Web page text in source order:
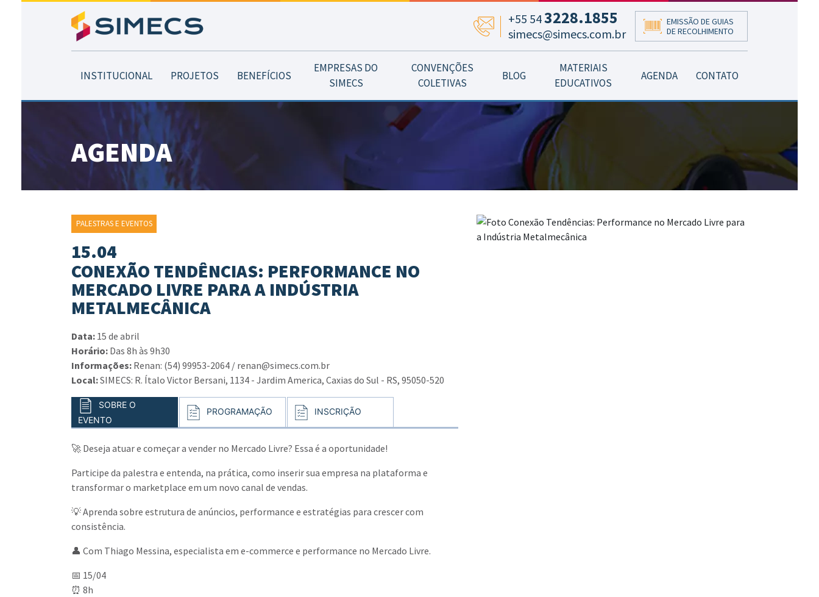
+55 543228.1855
simecs@simecs.com.br
EMISSÃO DE GUIAS
DE RECOLHIMENTO
INSTITUCIONAL PROJETOS BENEFÍCIOS
EMPRESAS DO
SIMECS
CONVENÇÕES
COLETIVAS
BLOG
MATERIAIS
EDUCATIVOS
AGENDA CONTATO
AGENDA
PALESTRAS E EVENTOS
15.04
CONEXÃO TENDÊNCIAS: PERFORMANCE NO
MERCADO LIVRE PARA A INDÚSTRIA
METALMECÂNICA
Data: 15 de abril
Horário: Das 8h às 9h30
Informações: Renan: (54) 99953-2064 / renan@simecs.com.br
Local:SIMECS: R. Ítalo Victor Bersani, 1134 - Jardim America, Caxias do Sul - RS, 95050-520
SOBRE O
EVENTO
PROGRAMAÇÃO INSCRIÇÃO
🚀 Deseja atuar e começar a vender no Mercado Livre? Essa é a oportunidade!
Participe da palestra e entenda, na prática, como inserir sua empresa na plataforma e
transformar o marketplace em um novo canal de vendas.
💡 Aprenda sobre estrutura de anúncios, performance e estratégias para crescer com
consistência.
👤 Com Thiago Messina, especialista em e-commerce e performance no Mercado Livre.
📅 15/04
⏰ 8h